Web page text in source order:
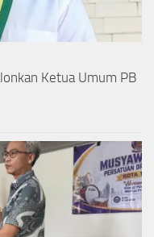
Ketua Umum PB